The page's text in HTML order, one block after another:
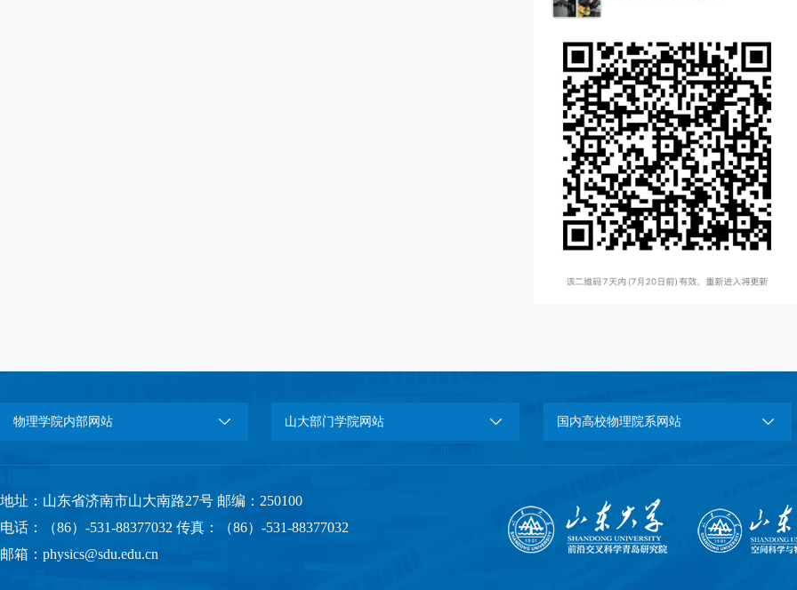
物理学院内部网站 山大部门学院网站 国内高校物理院系网站
地址：山东省济南市山大南路27号 邮编：250100
电话：（86）-531-88377032 传真：（86）-531-88377032
邮箱：physics@sdu.edu.cn